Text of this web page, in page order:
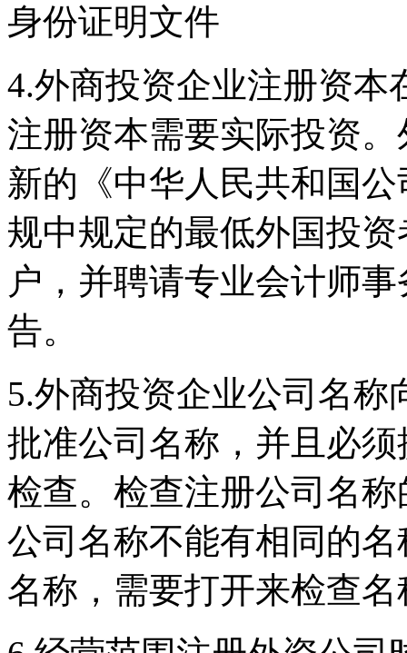
身份证明文件
4.外商投资企业注册资本
注册资本需要实际投资
新的《中华人民共和国
规中规定的最低外国投
户，并聘请专业会计师
告。
5.外商投资企业公司名
批准公司名称，并且必
检查。检查注册公司名
公司名称不能有相同的
名称，需要打开来检查名